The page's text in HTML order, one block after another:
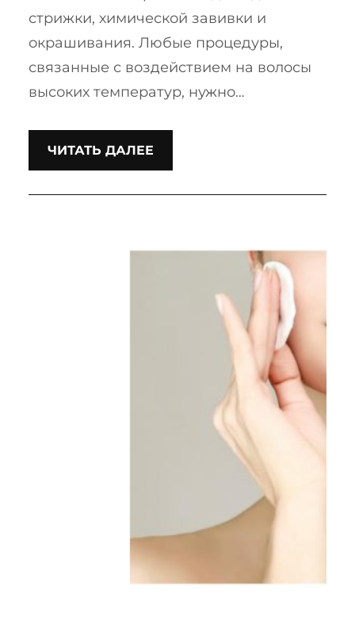
стрижки, химической завивки и
окрашивания. Любые процедуры,
связанные с воздействием на волосы
высоких температур, нужно…
ЧИТАТЬ ДАЛЕЕ